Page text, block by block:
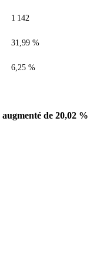
1 142
31,99 %
6,25 %
augmenté de 20,02 %